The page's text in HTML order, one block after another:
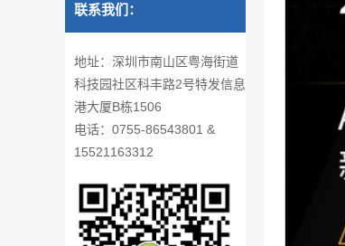
联系我们：
地址：深圳市南山区粤海街道
科技园社区科丰路2号特发信息
港大厦B栋1506
电话：0755-86543801 &
15521163312